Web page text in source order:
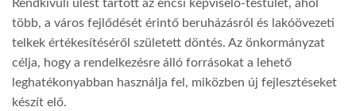
Rendkívüli ülést tartott az encsi képviselő-testület, ahol
több, a város fejlődését érintő beruházásról és lakóövezeti
telkek értékesítéséről született döntés. Az önkormányzat
célja, hogy a rendelkezésre álló forrásokat a lehető
leghatékonyabban használja fel, miközben új fejlesztéseket
készít elő.